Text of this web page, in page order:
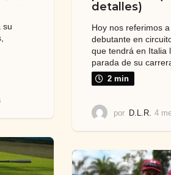
detalles)
Hoy nos referimos
debutante en
que tendrá en Italia
parada de su
2 min
por D.L.R. 4
su
s
a